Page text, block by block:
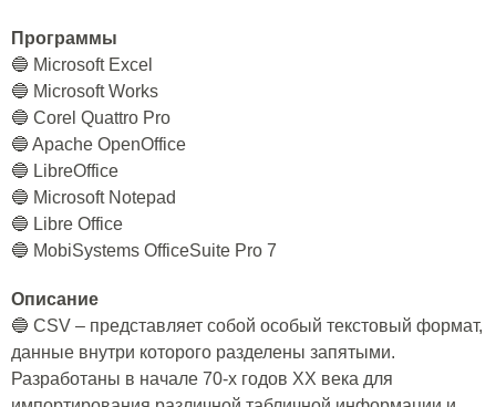
Программы
🔵 Microsoft Excel
🔵 Microsoft Works
🔵 Corel Quattro Pro
🔵 Apache OpenOffice
🔵 LibreOffice
🔵 Microsoft Notepad
🔵 Libre Office
🔵 MobiSystems OfficeSuite Pro 7
Описание
🔵 CSV – представляет собой особый текстовый формат,
данные внутри которого разделены запятыми.
Разработаны в начале 70-х годов XX века для